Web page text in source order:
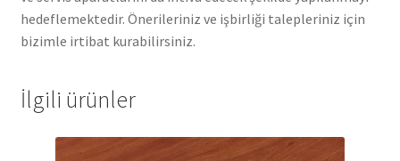
hedeflemektedir. Önerileriniz ve işbirliği talepleriniz için
bizimle irtibat kurabilirsiniz.
İlgili ürünler